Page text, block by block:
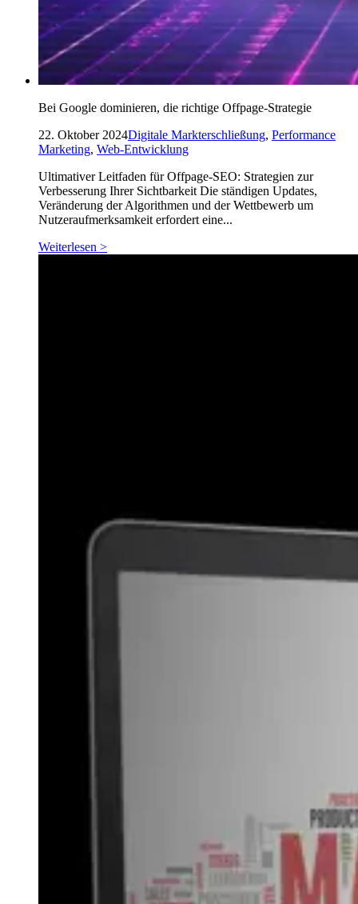
Bei Google dominieren, die richtige Offpage-Strategie
22. Oktober 2024Digitale Markterschließung, Performance
Marketing, Web-Entwicklung
Ultimativer Leitfaden für Offpage-SEO: Strategien zur
Verbesserung Ihrer Sichtbarkeit Die ständigen Updates,
Veränderung der Algorithmen und der Wettbewerb um
Nutzeraufmerksamkeit erfordert eine...
Weiterlesen >